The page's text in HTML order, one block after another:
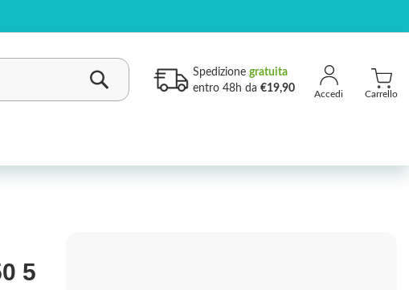
Carrello
Spedizione gratuita
entro 48h da €19,90
5